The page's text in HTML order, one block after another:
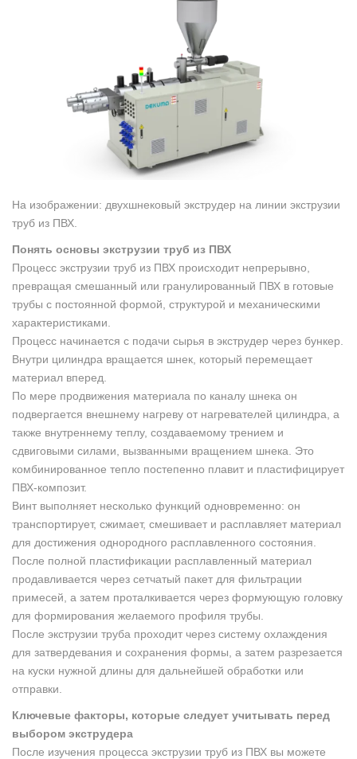
На изображении: двухшнековый экструдер на линии экструзии
труб из ПВХ.
Понять основы экструзии труб из ПВХ
Процесс экструзии труб из ПВХ происходит непрерывно,
превращая смешанный или гранулированный ПВХ в готовые
трубы с постоянной формой, структурой и механическими
характеристиками.
Процесс начинается с подачи сырья в экструдер через бункер.
Внутри цилиндра вращается шнек, который перемещает
материал вперед.
По мере продвижения материала по каналу шнека он
подвергается внешнему нагреву от нагревателей цилиндра, а
также внутреннему теплу, создаваемому трением и
сдвиговыми силами, вызванными вращением шнека. Это
комбинированное тепло постепенно плавит и пластифицирует
ПВХ-композит.
Винт выполняет несколько функций одновременно: он
транспортирует, сжимает, смешивает и расплавляет материал
для достижения однородного расплавленного состояния.
После полной пластификации расплавленный материал
продавливается через сетчатый пакет для фильтрации
примесей, а затем проталкивается через формующую головку
для формирования желаемого профиля трубы.
После экструзии труба проходит через систему охлаждения
для затвердевания и сохранения формы, а затем разрезается
на куски нужной длины для дальнейшей обработки или
отправки.
Ключевые факторы, которые следует учитывать перед
выбором экструдера
После изучения процесса экструзии труб из ПВХ вы можете